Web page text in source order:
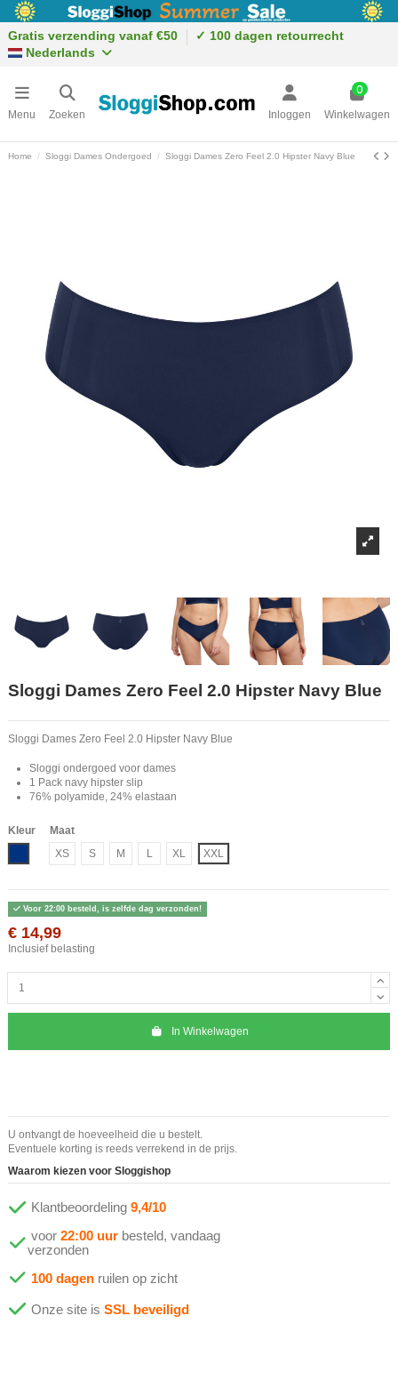
Gratis verzending vanaf €50
✓ 100 dagen retourrecht
Nederlands
Menu Zoeken Inloggen
0
Winkelwagen
Home Sloggi Dames Ondergoed Sloggi Dames Zero Feel 2.0 Hipster Navy Blue
Sloggi Dames Zero Feel 2.0 Hipster Navy Blue
Sloggi Dames Zero Feel 2.0 Hipster Navy Blue
Sloggi ondergoed voor dames
1 Pack navy hipster slip
76% polyamide, 24% elastaan
Kleur
Maat
XS
S M L XL XXL
Voor 22:00 besteld, is zelfde dag verzonden!
€ 14,99
Inclusief belasting
In Winkelwagen
U ontvangt de hoeveelheid die u bestelt.
Eventuele korting is reeds verrekend in de prijs.
Waarom kiezen voor Sloggishop
Klantbeoordeling 9,4/10
voor 22:00 uur besteld, vandaag
verzonden
100 dagen ruilen op zicht
Onze site is SSL beveiligd